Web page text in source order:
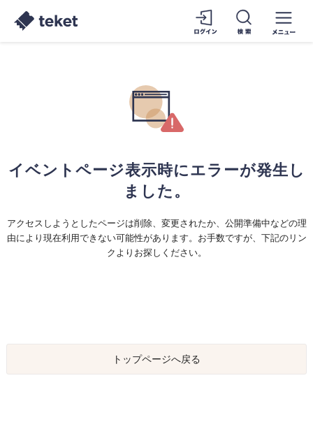
イベントページ表示時にエラーが発生し
ました。
アクセスしようとしたページは削除、変更されたか、公開準備中などの理
由により現在利用できない可能性があります。お手数ですが、下記のリン
クよりお探しください。
トップページへ戻る